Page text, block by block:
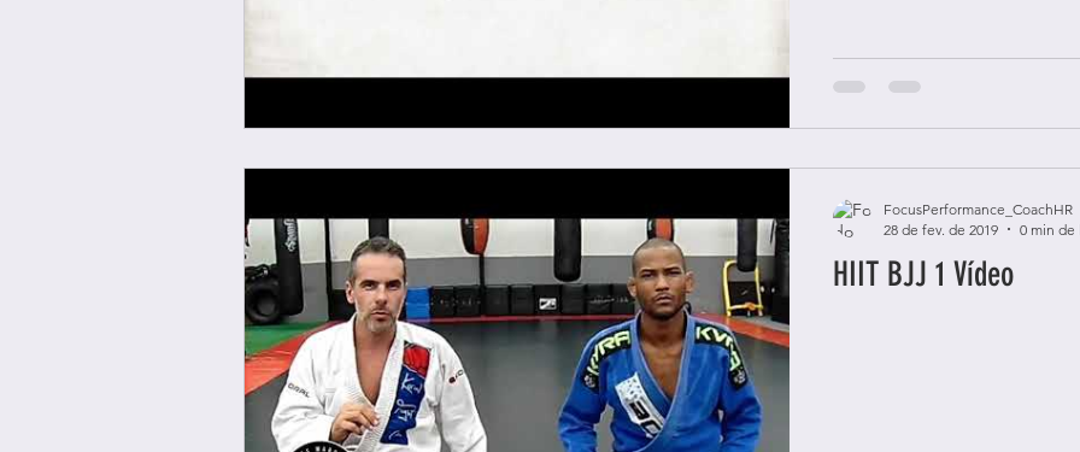
HIIT BJJ 1 Vídeo
FocusPerformance_CoachHR
28 de fev. de 2019
0 min de